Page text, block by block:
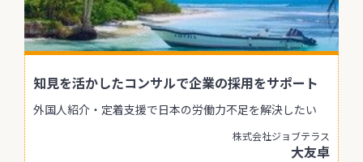
知見を活かしたコンサルで企業の採用をサポート
外国人紹介・定着支援で日本の労働力不足を解決したい
株式会社ジョブテラス
大友卓